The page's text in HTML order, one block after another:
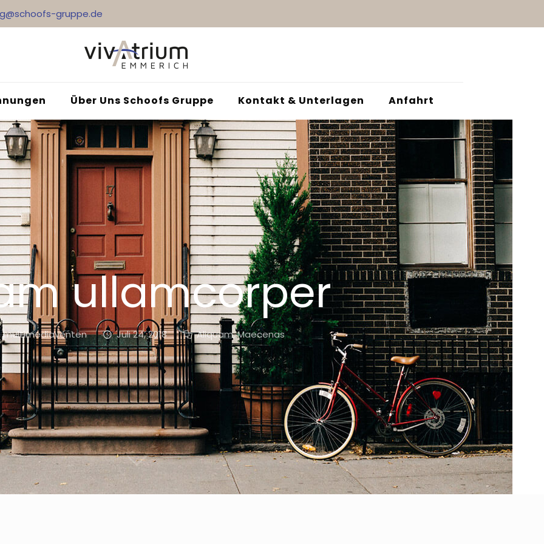
gruppe.de
Über Uns Schoofs Gruppe Kontakt & Unterlagen Anfahrt
ullamcorper
multimediaventen Juli 24, 2018 Aliquam,Maecenas